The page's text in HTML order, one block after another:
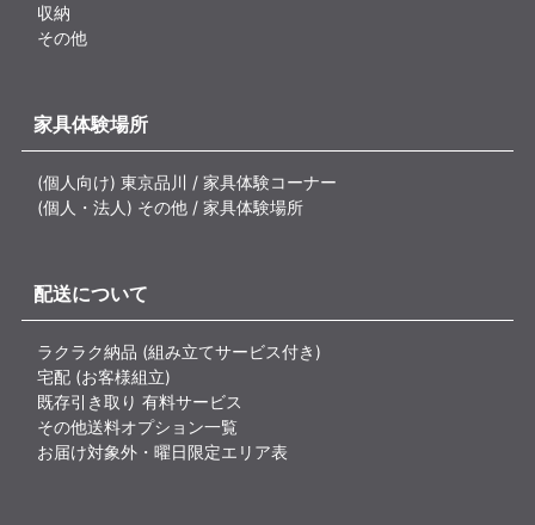
収納
その他
家具体験場所
(個人向け) 東京品川 / 家具体験コーナー
(個人・法人) その他 / 家具体験場所
配送について
ラクラク納品 (組み立てサービス付き)
宅配 (お客様組立)
既存引き取り 有料サービス
その他送料オプション一覧
お届け対象外・曜日限定エリア表